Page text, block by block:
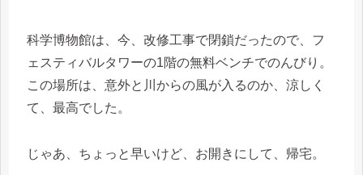
科学博物館は、今、改修工事で閉鎖だったので、フ
ェスティバルタワーの1階の無料ベンチでのんびり。
この場所は、意外と川からの風が入るのか、涼しく
て、最高でした。
じゃあ、ちょっと早いけど、お開きにして、帰宅。